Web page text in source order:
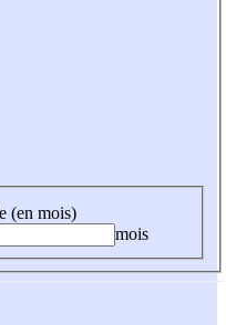
(en mois)
mois